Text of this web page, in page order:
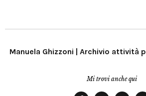
Manuela Ghizzoni | Archivio attività
Mi trovi anche qui